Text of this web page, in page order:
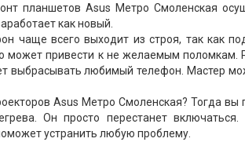
планшетов Asus Метро Смоленская
как новый.
чаще всего выходит из строя, так как
может привести к не желаемым
выбрасывать любимый телефон. Мастер
Asus Метро Смоленская? Тогда
Он просто перестанет
устранить любую проблему.